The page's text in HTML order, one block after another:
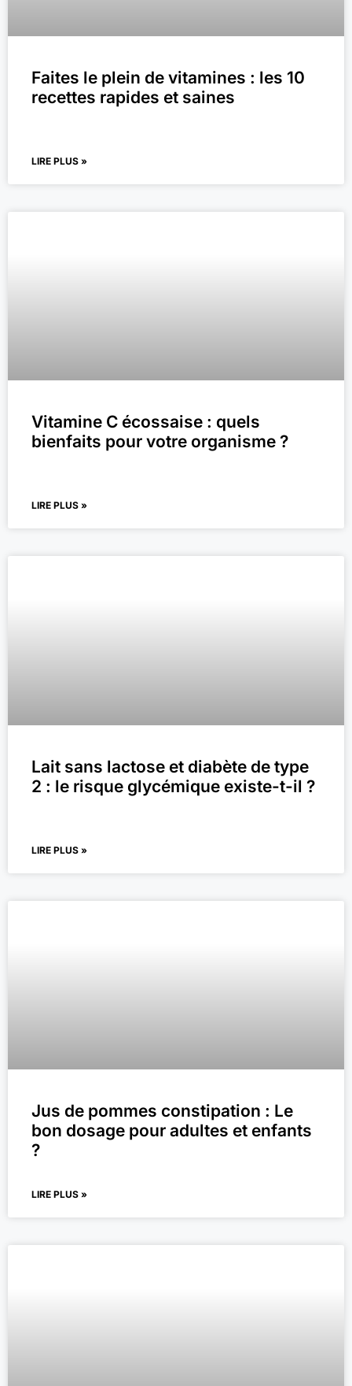
Faites le plein de vitamines : les 10
recettes rapides et saines
LIRE PLUS »
Vitamine C écossaise : quels
bienfaits pour votre organisme ?
LIRE PLUS »
Lait sans lactose et diabète de type
2 : le risque glycémique existe-t-il ?
LIRE PLUS »
Jus de pommes constipation : Le
bon dosage pour adultes et enfants
?
LIRE PLUS »